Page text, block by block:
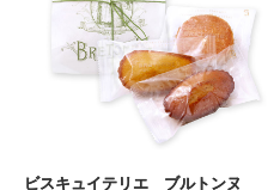
ビスキュイテリエ ブルトンヌ